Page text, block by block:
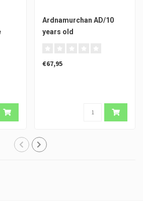
Ardnamurchan AD/10
years old
€67,95